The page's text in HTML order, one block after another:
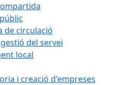
de circulació
del servei
local
i creació d'empreses